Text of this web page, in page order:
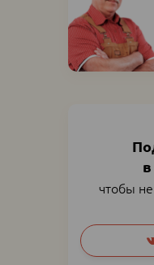
чтобы
Social
networks
links